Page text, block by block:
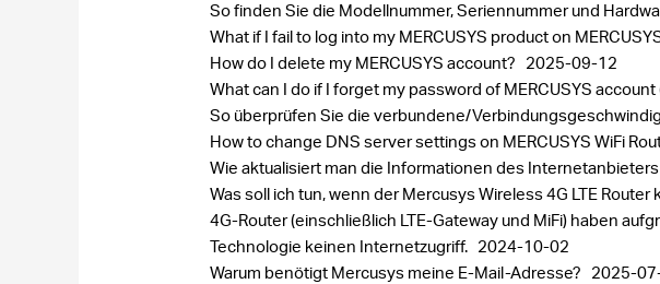
So finden Sie die Modellnummer, Seriennummer und
What if I fail to log into my MERCUSYS product on
How do I delete my MERCUSYS account? 2025-09-12
What can I do if I forget my password of MERCUSYS account
So überprüfen Sie die verbundene/
How to change DNS server settings on MERCUSYS WiFi
Wie aktualisiert man die Informationen des
Was soll ich tun, wenn der Mercusys Wireless 4G LTE
4G-Router (einschließlich LTE-Gateway und MiFi) haben
Technologie keinen Internetzugriff. 2024-10-02
Warum benötigt Mercusys meine E-Mail-Adresse? 2025-